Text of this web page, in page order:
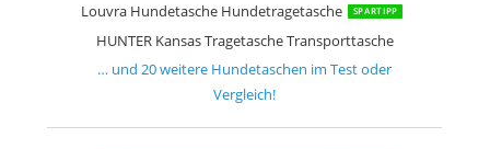
Louvra Hundetasche Hundetragetasche
SPARTIPP
HUNTER Kansas Tragetasche Transporttasche
… und20weitere Hundetaschen im Test oder
Vergleich!